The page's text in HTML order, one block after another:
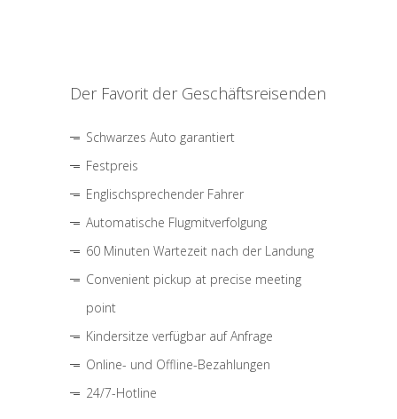
Der Favorit der Geschäftsreisenden
Schwarzes Auto garantiert
Festpreis
Englischsprechender Fahrer
Automatische Flugmitverfolgung
60 Minuten Wartezeit nach der Landung
Convenient pickup at precise meeting
point
Kindersitze verfügbar auf Anfrage
Online- und Offline-Bezahlungen
24/7-Hotline